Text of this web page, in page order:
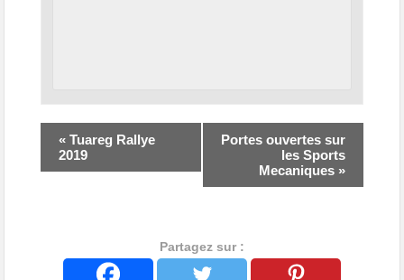
« Tuareg Rallye
2019
Portes ouvertes sur
les Sports
Mecaniques »
Partagez sur :